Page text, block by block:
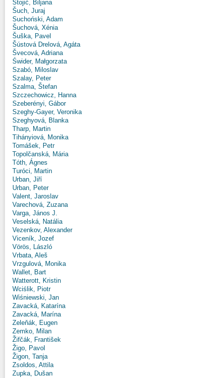
Stojić, Biljana
Šuch, Juraj
Suchoński, Adam
Šuchová, Xénia
Šuška, Pavel
Šústová Drelová, Agáta
Švecová, Adriana
Świder, Małgorzata
Szabó, Miloslav
Szalay, Peter
Szalma, Štefan
Szczechowicz, Hanna
Szeberényi, Gábor
Szeghy-Gayer, Veronika
Szeghyová, Blanka
Tharp, Martin
Tihányiová, Monika
Tomášek, Petr
Topolčanská, Mária
Tóth, Ágnes
Turóci, Martin
Urban, Jiří
Urban, Peter
Valent, Jaroslav
Varechová, Zuzana
Varga, János J.
Veselská, Natália
Vezenkov, Alexander
Viceník, Jozef
Vörös, László
Vrbata, Aleš
Vrzgulová, Monika
Wallet, Bart
Watterott, Kristin
Wciślik, Piotr
Wiśniewski, Jan
Zavacká, Katarína
Zavacká, Marína
Zeleňák, Eugen
Zemko, Milan
Žifčák, František
Žigo, Pavol
Žigon, Tanja
Zsoldos, Attila
Zupka, Dušan